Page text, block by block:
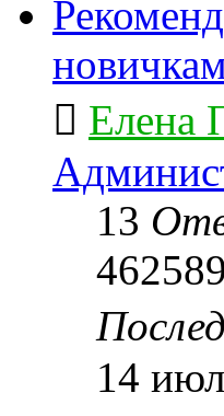
Елена
13
462589
14